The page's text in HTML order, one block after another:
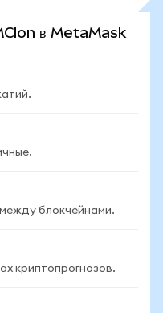
в MetaMask
между блокчейнами.
криптопрогнозов.